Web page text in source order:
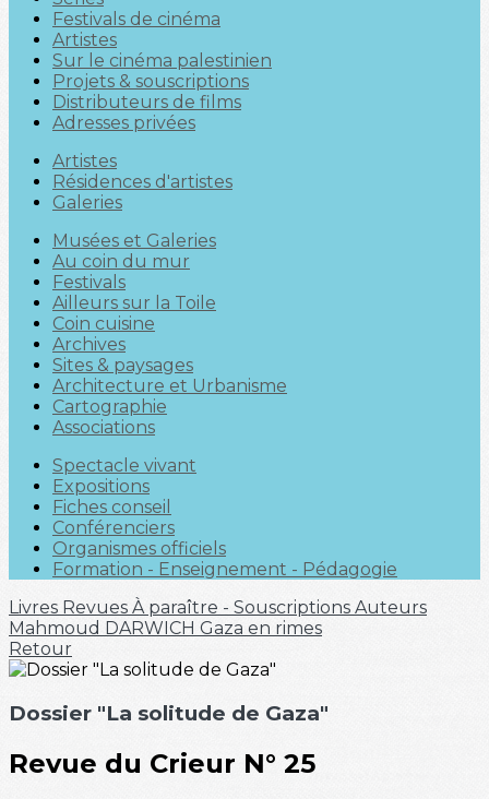
Festivals de cinéma
Artistes
Sur le cinéma palestinien
Projets & souscriptions
Distributeurs de films
Adresses privées
Artistes
Résidences d'artistes
Galeries
Musées et Galeries
Au coin du mur
Festivals
Ailleurs sur la Toile
Coin cuisine
Archives
Sites & paysages
Architecture et Urbanisme
Cartographie
Associations
Spectacle vivant
Expositions
Fiches conseil
Conférenciers
Organismes officiels
Formation - Enseignement - Pédagogie
Livres Revues À paraître - Souscriptions Auteurs
Mahmoud DARWICH Gaza en rimes
Retour
Dossier "La solitude de Gaza"
Revue du Crieur N° 25